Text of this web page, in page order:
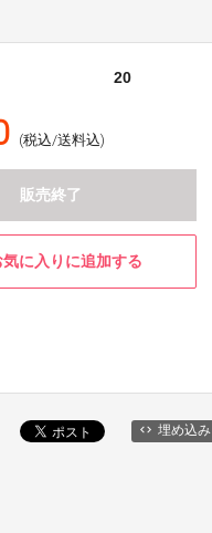
20
(税込/送料込)
販売終了
気に入りに追加する
埋め込み